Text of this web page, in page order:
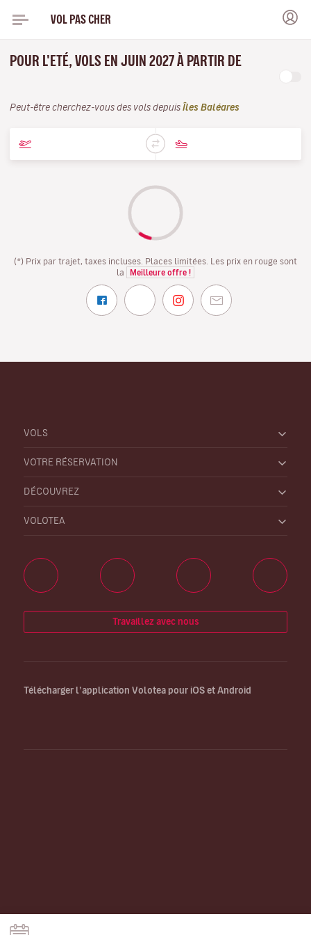
VOL PAS CHER
POUR L'ETÉ, VOLS EN JUIN 2027 À PARTIR DE
Peut-être cherchez-vous des vols depuis Îles Baléares
(*) Prix par trajet, taxes incluses. Places limitées. Les prix en rouge sont
la
Meilleure offre !
VOLS
VOTRE RÉSERVATION
DÉCOUVREZ
VOLOTEA
Travaillez avec nous
Télécharger l’application Volotea pour iOS et Android